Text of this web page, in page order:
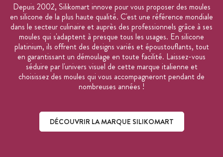
Depuis 2002, Silikomart innove pour vous proposer des moules
en silicone de la plus haute qualité. C'est une référence mondiale
dans le secteur culinaire et auprès des professionnels grâce à ses
moules qui s'adaptent à presque tous les usages. En silicone
platinium, ils offrent des designs variés et époustouflants, tout
en garantissant un démoulage en toute facilité. Laissez-vous
séduire par l'univers visuel de cette marque italienne et
choisissez des moules qui vous accompagneront pendant de
nombreuses années !
DÉCOUVRIR LA MARQUE SILIKOMART